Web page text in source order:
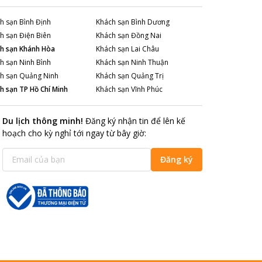
sạn Bình Định Khách sạn Bình Dương
sạn Điện Biên Khách sạn Đồng Nai
sạnKhánh Hòa Khách sạn Lai Châu
sạn Ninh Bình Khách sạn Ninh Thuận
sạn Quảng Ninh Khách sạn Quảng Trị
sạn TP Hồ Chí Minh Khách sạn Vĩnh Phúc
Du lịch thông minh! Đăng ký nhận tin để lên kế
hoạch cho kỳ nghỉ tới ngay từ bây giờ:
Đăng ký